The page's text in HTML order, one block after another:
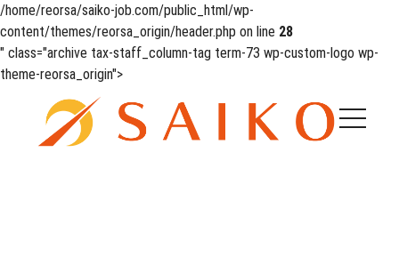
/home/reorsa/saiko-job.com/public_html/wp-
content/themes/reorsa_origin/header.php on line 28
" class="archive tax-staff_column-tag term-73 wp-custom-logo wp-
theme-reorsa_origin">